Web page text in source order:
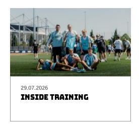
29.07.2026
INSIDE TRAINING